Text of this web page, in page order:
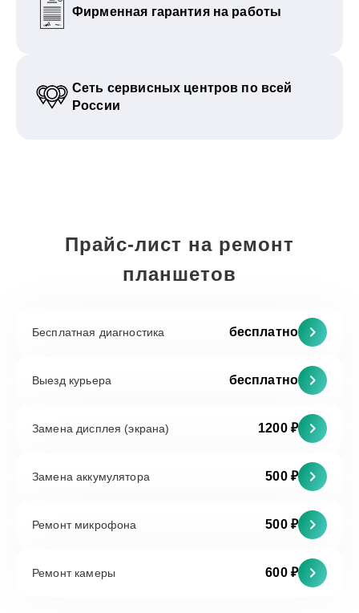
Фирменная гарантия на работы
Сеть сервисных центров по всей
России
Прайс-лист на ремонт
планшетов
Бесплатная диагностика бесплатно
Выезд курьера бесплатно
Замена дисплея (экрана) 1200 ₽
Замена аккумулятора 500 ₽
Ремонт микрофона 500 ₽
Ремонт камеры 600 ₽